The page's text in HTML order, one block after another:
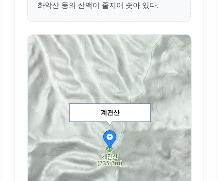
화악산 등의 산맥이 줄지어 솟아 있다.
계관산